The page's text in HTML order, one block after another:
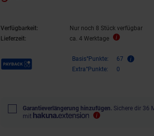
Verfügbarkeit:
Nur noch 8 Stück verfügbar
Lieferzeit:
ca. 4 Werktage
Payback Punkte Basis°Punkte:
67
Extra°Punkte:
0
Garantieverlängerung hinzufügen. Sichere dir 36
mit